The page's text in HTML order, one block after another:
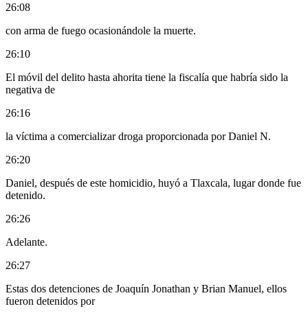
26:08
con arma de fuego ocasionándole la muerte.
26:10
El móvil del delito hasta ahorita tiene la fiscalía que habría sido la
negativa de
26:16
la víctima a comercializar droga proporcionada por Daniel N.
26:20
Daniel, después de este homicidio, huyó a Tlaxcala, lugar donde fue
detenido.
26:26
Adelante.
26:27
Estas dos detenciones de Joaquín Jonathan y Brian Manuel, ellos
fueron detenidos por